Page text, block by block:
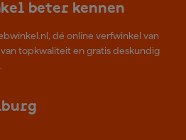
beter kennen
dé online verfwinkel van
topkwaliteit en gratis deskundig